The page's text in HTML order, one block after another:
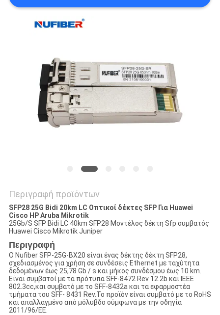
SITEMAP
ΑΠΟΡΡΉΤΟΥ
Περιγραφή προϊόντων
SFP28 25G Bidi 20km LC Οπτικοί δέκτες SFP Για Huawei
Cisco HP Aruba Mikrotik
25Gb/S SFP Bidi LC 40km SFP28 Μοντέλος δέκτη Sfp συμβατός
Huawei Cisco Mikrotik Juniper
Περιγραφή
Ο Nufiber SFP-25G-BX20 είναι ένας δέκτης δέκτη SFP28,
σχεδιασμένος για χρήση σε συνδέσεις Ethernet με ταχύτητα
δεδομένων έως 25,78 Gb / s και μήκος συνδέσμου έως 10 km.
Είναι συμβατοί με τα πρότυπα SFF-8472 Rev 12.2b και IEEE
802.3cc,και συμβατό με το SFF-8432a και τα εφαρμοστέα
τμήματα του SFF- 8431 Rev.Το προϊόν είναι συμβατό με το RoHS
και απαλλαγμένο από μόλυβδο σύμφωνα με την οδηγία
2011/96/ΕΕ.